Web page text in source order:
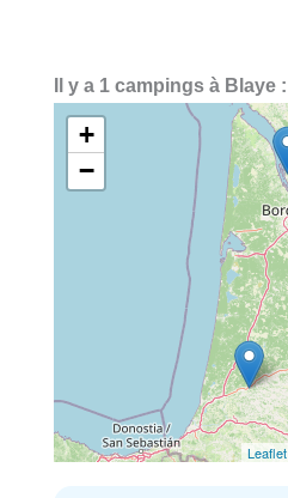
Il y a 1 campings à Blaye :
+
−
Leaflet